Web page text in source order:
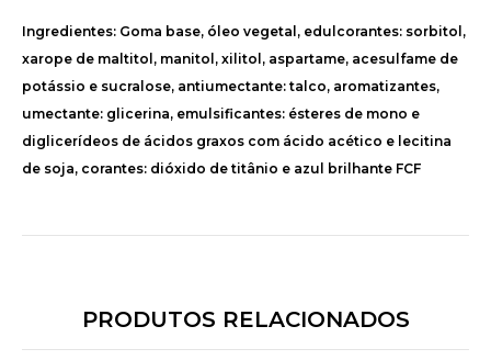
Ingredientes: Goma base, óleo vegetal, edulcorantes: sorbitol,
xarope de maltitol, manitol, xilitol, aspartame, acesulfame de
potássio e sucralose, antiumectante: talco, aromatizantes,
umectante: glicerina, emulsificantes: ésteres de mono e
diglicerídeos de ácidos graxos com ácido acético e lecitina
de soja, corantes: dióxido de titânio e azul brilhante FCF
PRODUTOS RELACIONADOS